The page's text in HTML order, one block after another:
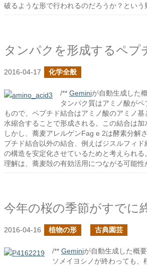
破るような形で行われるのだろうか？という
タンパクを形成するペプ
2016-04-17 化学全般
/** Geminiが自動生成した
タンパク質はアミノ酸が
もので、ペプチド結合はアミノ酸のアミノ
水縮合することで形成される。この結合は加
しかし、蕎麦アレルゲンFag e 2は酵素分解
プチド結合以外の結合、例えばジスルフィ
の構造を安定化させているためと考えられ
理解は、蕎麦殻の有効活用につながる可能性
2016-04-16 植物の形 古典園芸
/** Geminiが自動生成した概
ソメイヨシノが終わっても、